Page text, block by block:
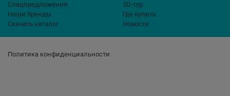
Политика конфиденциальности
Спецпредложения
Наши бренды
Скачать каталог
3D-тур
Где купить
Новости